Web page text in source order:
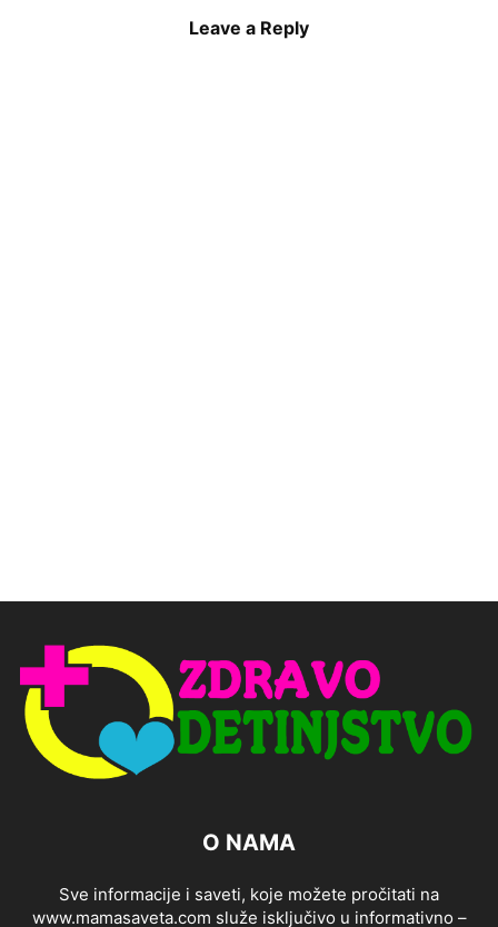
Leave a Reply
O NAMA
Sve informacije i saveti, koje možete pročitati na
www.mamasaveta.com služe isključivo u informativno –